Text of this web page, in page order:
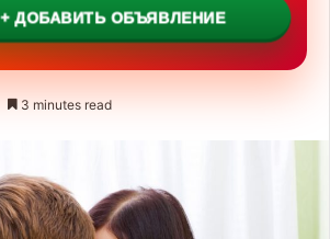
+ ДОБАВИТЬ ОБЪЯВЛЕНИЕ
3 minutes read